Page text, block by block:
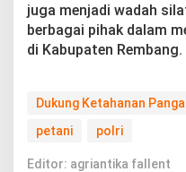
juga menjadi wadah
berbagai pihak dalam
di Kabupaten
Dukung Ketahanan
petani
polri
Editor: agriantika fallent